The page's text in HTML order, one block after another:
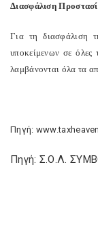
Διασφάλιση
Για τη διασφάλιση
υποκείμενων σε όλες
λαμβάνονται όλα τα
Πηγή:
Πηγή: Σ.Ο.Λ.